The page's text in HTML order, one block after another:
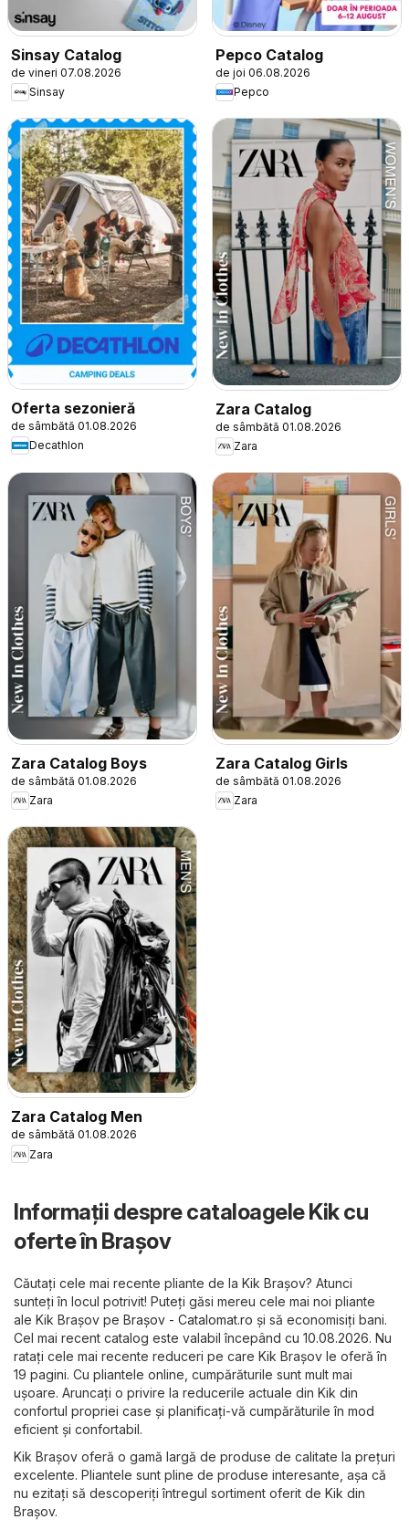
Sinsay Catalog
de vineri 07.08.2026
Sinsay
Pepco Catalog
de joi 06.08.2026
Pepco
Oferta sezonieră
de sâmbătă 01.08.2026
Decathlon
Zara Catalog
de sâmbătă 01.08.2026
Zara
Zara Catalog Boys
de sâmbătă 01.08.2026
Zara
Zara Catalog Girls
de sâmbătă 01.08.2026
Zara
Zara Catalog Men
de sâmbătă 01.08.2026
Zara
Informații despre cataloagele Kik cu
oferte în Brașov
Căutați cele mai recente pliante de la Kik Brașov? Atunci
sunteți în locul potrivit! Puteți găsi mereu cele mai noi pliante
ale Kik Brașov pe Brașov - Catalomat.ro și să economisiți bani.
Cel mai recent catalog este valabil începând cu 10.08.2026. Nu
ratați cele mai recente reduceri pe care Kik Brașov le oferă în
19 pagini. Cu pliantele online, cumpărăturile sunt mult mai
ușoare. Aruncați o privire la reducerile actuale din Kik din
confortul propriei case și planificați-vă cumpărăturile în mod
eficient și confortabil.
Kik Brașov oferă o gamă largă de produse de calitate la prețuri
excelente. Pliantele sunt pline de produse interesante, așa că
nu ezitați să descoperiți întregul sortiment oferit de Kik din
Brașov.